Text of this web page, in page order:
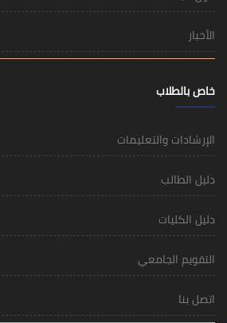
الأخبار
خاص بالطلاب
الإرشادات والتعليمات
دليل الطالب
دليل الكليات
التقويم الجامعي
اتصل بنا